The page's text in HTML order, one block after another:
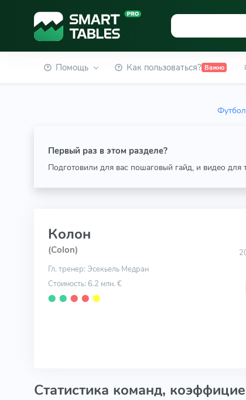
Помощь Как пользоваться? Важно
Первый раз в этом разделе?
Подготовили для вас пошаговый гайд, и видео для
Колон
(Colon)
Гл. тренер: Эсекьель Медран
Стоимость: 6.2 млн. €
⬤ ⬤ ⬤ ⬤ ⬤
Статистика команд,